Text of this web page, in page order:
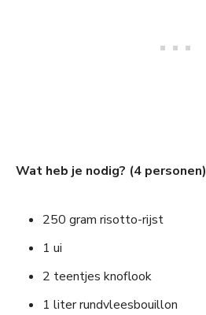
Wat heb je nodig? (4 personen)
250 gram risotto-rijst
1 ui
2 teentjes knoflook
1 liter rundvleesbouillon